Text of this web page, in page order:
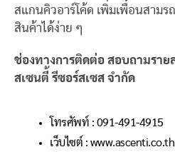
สแกนคิวอาร์โค้ด เพิ่มเพื่อนสาม
สินค้าได้ง่าย ๆ
ช่องทางการติดต่อ สอบถามราย
สเซนตี้ รีซอร์สเซส จำกัด
โทรศัพท์ : 091-491-4915
เว็บไซต์ : www.ascenti.co.th